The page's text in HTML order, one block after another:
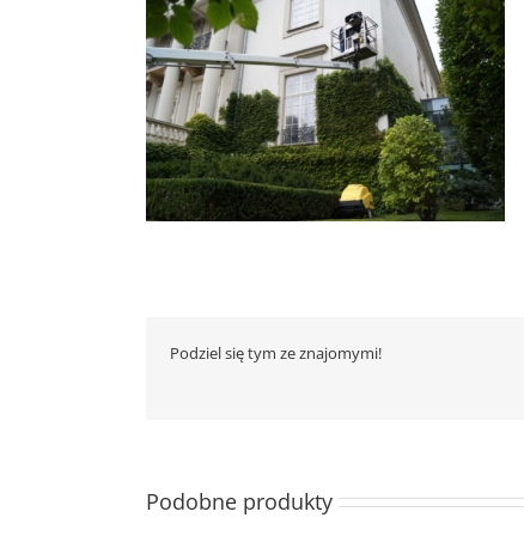
Podziel się tym ze znajomymi!
Podobne produkty